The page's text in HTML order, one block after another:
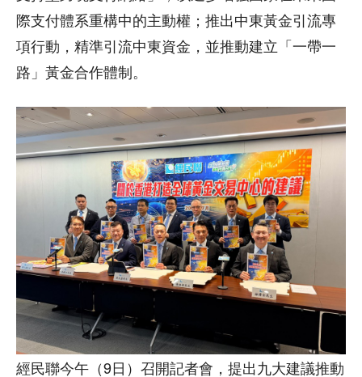
際支付體系重構中的主動權；推出中東黃金引流專
項行動，精準引流中東資金，並推動建立「一帶一
路」黃金合作體制。
經民聯今午（9日）召開記者會，提出九大建議推動